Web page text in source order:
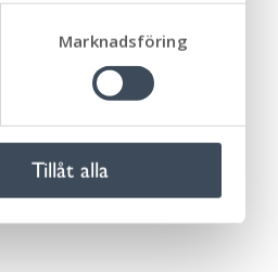
Marknadsföring
Tillåt alla